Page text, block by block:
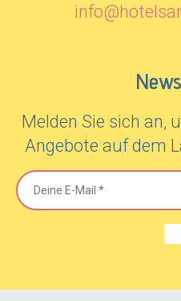
Melden Sie sich an,
Angebote auf dem